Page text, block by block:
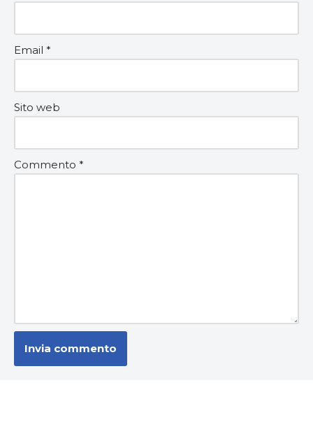
Email *
Sito web
Commento *